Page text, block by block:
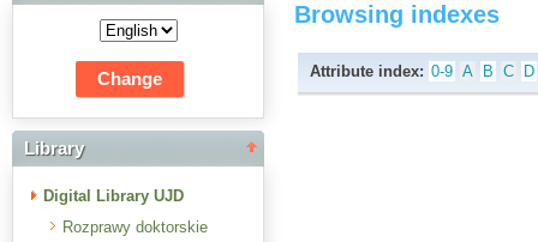
Library
Digital Library UJD
Rozprawy doktorskie
Browsing indexes
Attribute index: 0-9 A B C D